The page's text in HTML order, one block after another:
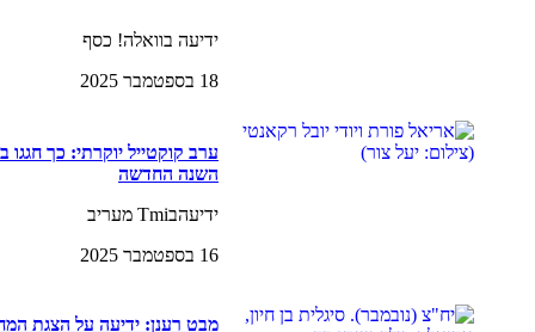
ידיעה בוואלה! כסף
18 בספטמבר 2025
ערב קוקטייל יוקרתי: כך
השנה החדשה
ידיעהבTmi מעריב
16 בספטמבר 2025
מבט רענן: ידיעה על הצגת